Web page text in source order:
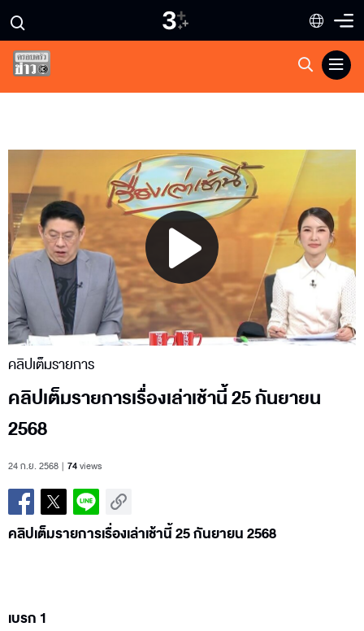
Play
Video
คลิปเต็มรายการ
คลิปเต็มรายการเรื่องเล่าเช้านี้ 25 กันยายน
2568
24 ก.ย. 2568 74views
คลิปเต็มรายการเรื่องเล่าเช้านี้ 25 กันยายน 2568
เบรก 1